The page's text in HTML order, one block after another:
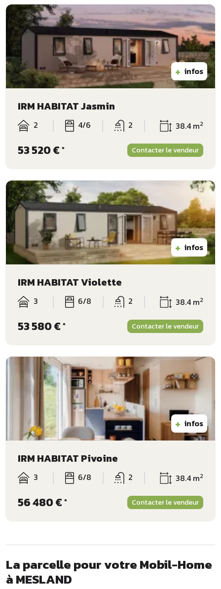
+ infos
IRM HABITAT Jasmin
2 4/6 2 38.4 m2
53 520 € * Contacter le vendeur
+ infos
IRM HABITAT Violette
3 6/8 2 38.4 m2
53 580 € * Contacter le vendeur
+ infos
IRM HABITAT Pivoine
3 6/8 2 38.4 m2
56 480 € * Contacter le vendeur
La parcelle pour votre Mobil-Home
à MESLAND